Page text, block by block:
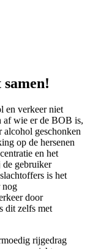
en verkeer niet
af wie er de BOB is,
alcohol geschonken
op de hersenen
en het
de gebruiker
is het
nog
door
dit zelfs met
rijgedrag